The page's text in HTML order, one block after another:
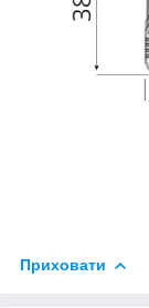
Приховати